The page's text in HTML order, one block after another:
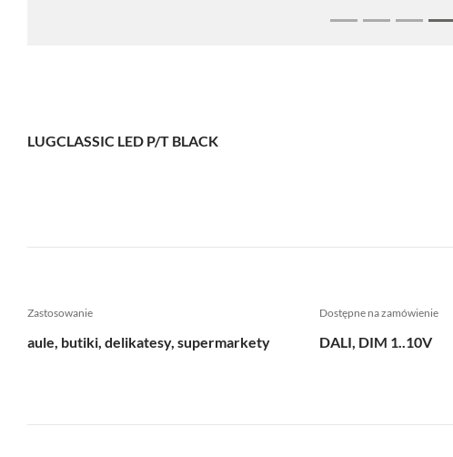
LUGCLASSIC LED P/T BLACK
Zastosowanie
aule, butiki, delikatesy, supermarkety
Dostępne na zamówienie
DALI, DIM 1..10V